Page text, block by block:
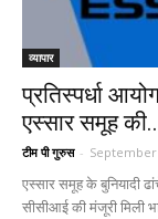
व्यापार
प्रतिस्पर्धा
एस्सार समूह
टीम पी गुरुस - September
एस्सार समूह के बुनियादी
सीसीआई की मंजूरी मिली